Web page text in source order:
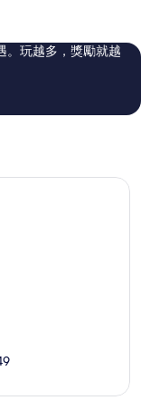
機
場
評
論
。玩越多，獎勵就越